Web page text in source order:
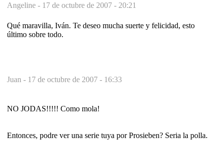
Angeline - 17 de octubre de 2007 - 20:21
Qué maravilla, Iván. Te deseo mucha suerte y felicidad, esto
último sobre todo.
Juan - 17 de octubre de 2007 - 16:33
NO JODAS!!!!! Como mola!
Entonces, podre ver una serie tuya por Prosieben? Seria la polla.